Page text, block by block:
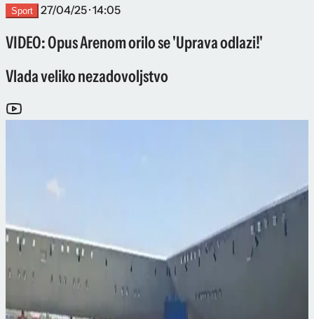
Sport 27/04/25 · 14:05
VIDEO: Opus Arenom orilo se 'Uprava odlazi!'
Vlada veliko nezadovoljstvo